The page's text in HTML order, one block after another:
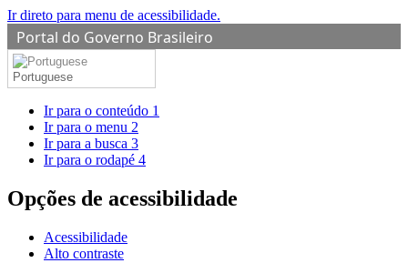
Ir direto para menu de acessibilidade.
Portal do Governo Brasileiro
Portuguese
Ir para o conteúdo 1
Ir para o menu 2
Ir para a busca 3
Ir para o rodapé 4
Opções de acessibilidade
Acessibilidade
Alto contraste